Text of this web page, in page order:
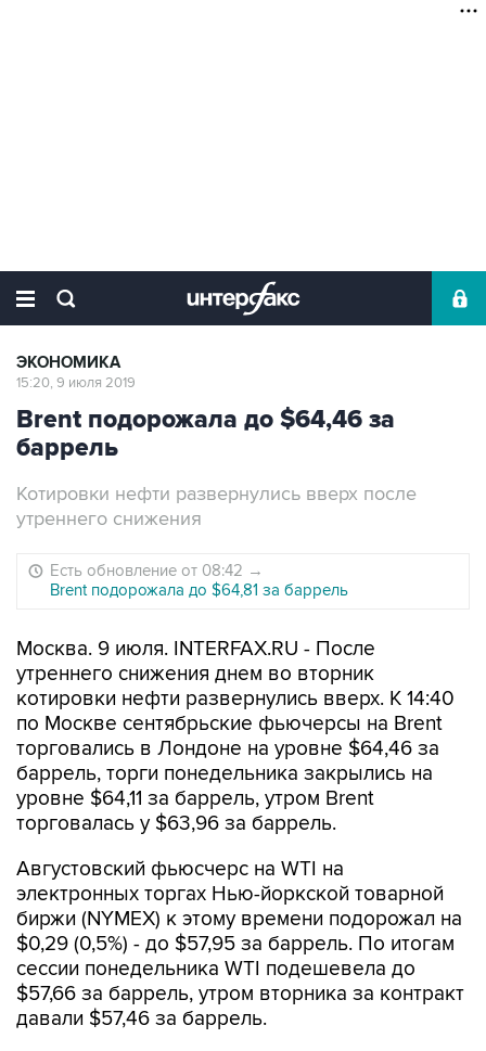
ЭКОНОМИКА
15:20, 9 июля 2019
Brent подорожала до $64,46 за
баррель
Котировки нефти развернулись вверх после
утреннего снижения
Есть обновление от 08:42 →
Brent подорожала до $64,81 за баррель
Москва. 9 июля. INTERFAX.RU - После
утреннего снижения днем во вторник
котировки нефти развернулись вверх. К 14:40
по Москве сентябрьские фьючерсы на Brent
торговались в Лондоне на уровне $64,46 за
баррель, торги понедельника закрылись на
уровне $64,11 за баррель, утром Brent
торговалась у $63,96 за баррель.
Августовский фьюсчерс на WTI на
электронных торгах Нью-йоркской товарной
биржи (NYMEX) к этому времени подорожал на
$0,29 (0,5%) - до $57,95 за баррель. По итогам
сессии понедельника WTI подешевела до
$57,66 за баррель, утром вторника за контракт
давали $57,46 за баррель.